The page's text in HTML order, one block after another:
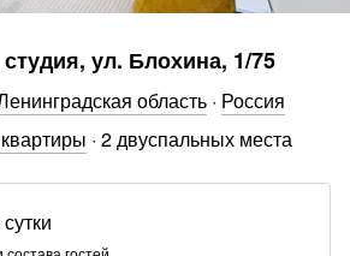
ул. Блохина, 1/75
область · Россия
· 2 двуспальных места